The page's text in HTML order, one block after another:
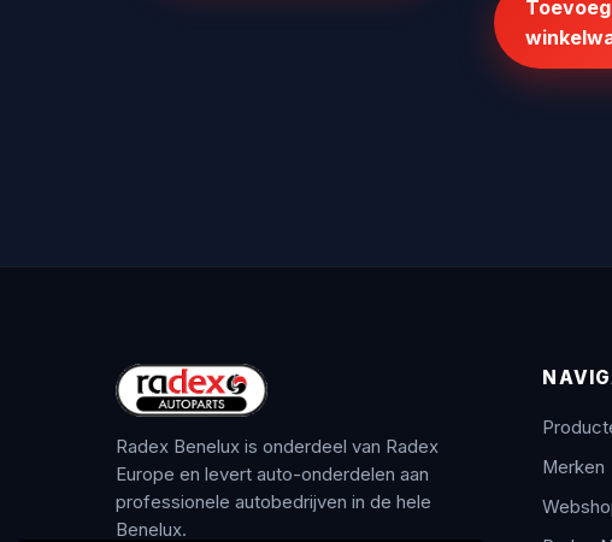
Radex Benelux is onderdeel van Radex
Europe en levert auto-onderdelen aan
professionele autobedrijven in de hele
Benelux.
Merken